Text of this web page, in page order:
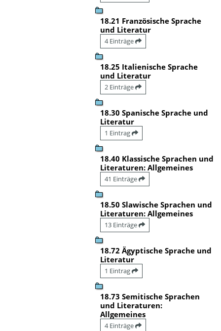
18.21 Französische Sprache
und Literatur
4 Einträge
18.25 Italienische Sprache
und Literatur
2 Einträge
18.30 Spanische Sprache und
Literatur
1 Eintrag
18.40 Klassische Sprachen und
Literaturen: Allgemeines
41 Einträge
18.50 Slawische Sprachen und
Literaturen: Allgemeines
13 Einträge
18.72 Ägyptische Sprache und
Literatur
1 Eintrag
18.73 Semitische Sprachen
und Literaturen:
Allgemeines
4 Einträge